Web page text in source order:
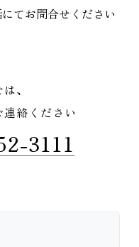
てお問合せください
、
絡ください
3111